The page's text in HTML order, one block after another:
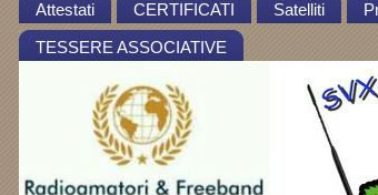
Attestati CERTIFICATI Satelliti
TESSERE ASSOCIATIVE